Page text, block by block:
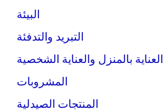
البيئة
التبريد والتدفئة
العناية بالمنزل والعناية الشخصية
المشروبات
المنتجات الصيدلية